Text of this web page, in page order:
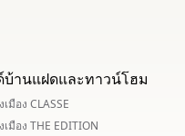
บ้านแฝดและทาวน์โฮม
มือง CLASSE
มือง THE EDITION